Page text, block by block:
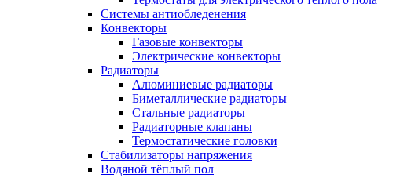
Системы антиобледенения
Конвекторы
Газовые конвекторы
Электрические конвекторы
Радиаторы
Алюминиевые радиаторы
Биметаллические радиаторы
Стальные радиаторы
Радиаторные клапаны
Термостатические головки
Стабилизаторы напряжения
Водяной тёплый пол